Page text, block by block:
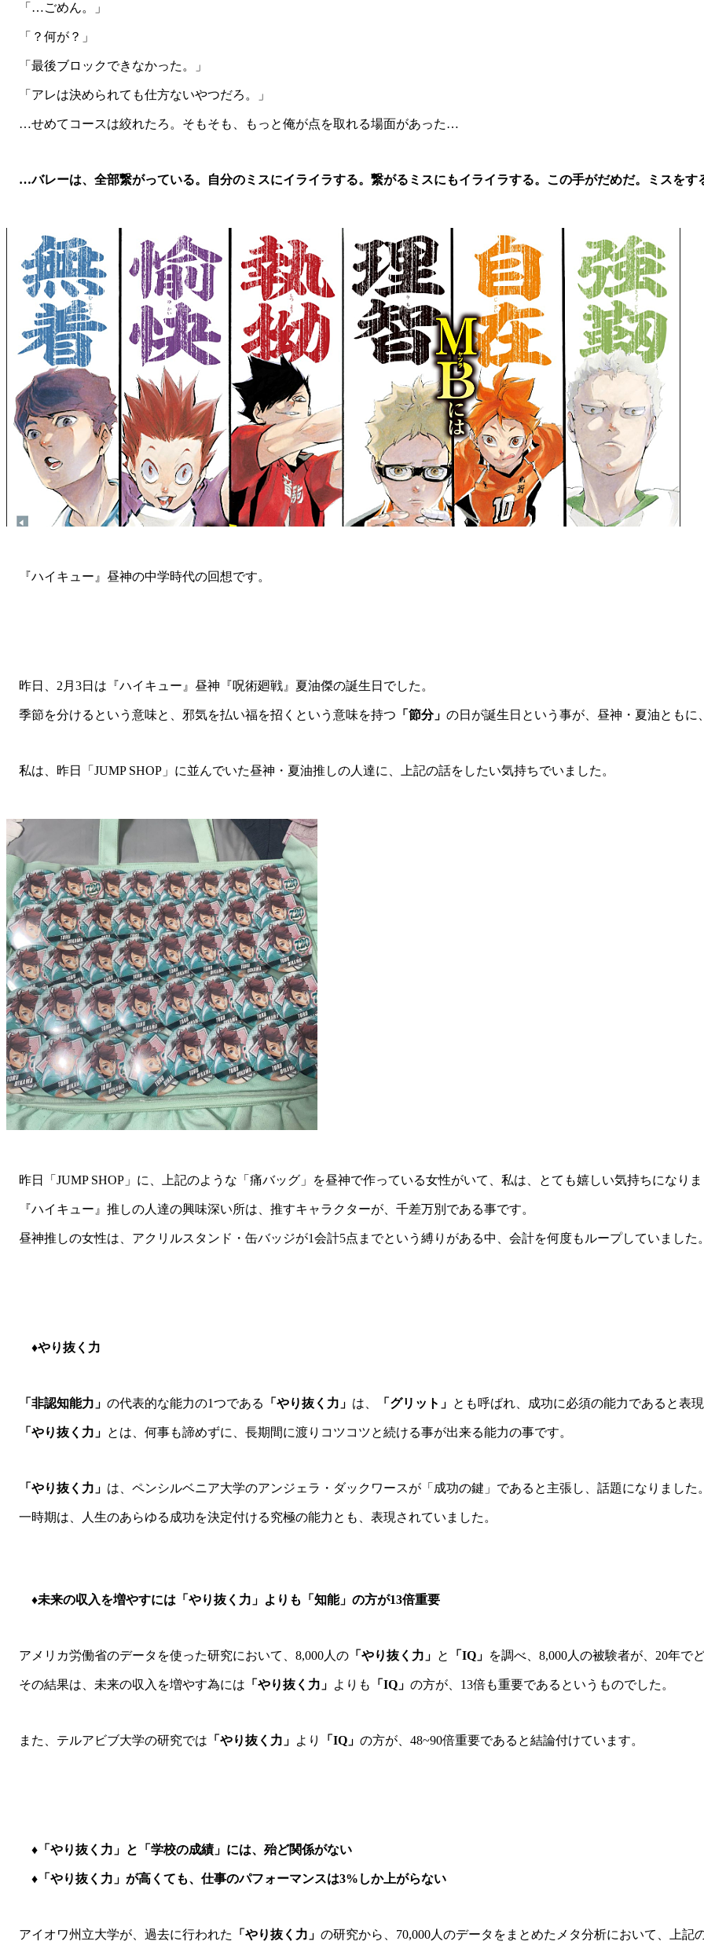
「…ごめん。」
「？何が？」
「最後ブロックできなかった。」
「アレは決められても仕方ないやつだろ。」
…せめてコースは絞れたろ。そもそも、もっと俺が点を取れる場面があった…
…バレーは、全部繋がっている。自分のミスにイライラする。繋がるミスにもイライラする。この手がだめだ。ミスを
『ハイキュー』昼神の中学時代の回想です。
昨日、2月3日は『ハイキュー』昼神『呪術廻戦』夏油傑の誕生日でした。
季節を分けるという意味と、邪気を払い福を招くという意味を持つ 「節分」 の日が誕生日という事が、昼神・夏油ともに
私は、昨日「JUMP SHOP」に並んでいた昼神・夏油推しの人達に、上記の話をしたい気持ちでいました。
昨日「JUMP SHOP」に、上記のような「痛バッグ」を昼神で作っている女性がいて、私は、とても嬉しい気持ちになりま
『ハイキュー』推しの人達の興味深い所は、推すキャラクターが、千差万別である事です。
昼神推しの女性は、アクリルスタンド・缶バッジが1会計5点までという縛りがある中、会計を何度もループしていました。
♦やり抜く力
「非認知能力」 の代表的な能力の1つである 「やり抜く力」 は、 「グリット」 とも呼ばれ、成功に必須の能力であると表
「やり抜く力」 とは、何事も諦めずに、長期間に渡りコツコツと続ける事が出来る能力の事です。
「やり抜く力」 は、ペンシルベニア大学のアンジェラ・ダックワースが「成功の鍵」であると主張し、話題になりました。
一時期は、人生のあらゆる成功を決定付ける究極の能力とも、表現されていました。
♦未来の収入を増やすには「やり抜く力」よりも「知能」の方が13倍重要
アメリカ労働省のデータを使った研究において、8,000人の 「やり抜く力」 と 「IQ」 を調べ、8,000人の被験者が、20年で
その結果は、未来の収入を増やす為には 「やり抜く力」 よりも 「IQ」 の方が、13倍も重要であるというものでした。
また、テルアビブ大学の研究では 「やり抜く力」 より 「IQ」 の方が、48~90倍重要であると結論付けています。
♦「やり抜く力」と「学校の成績」には、殆ど関係がない
♦「やり抜く力」が高くても、仕事のパフォーマンスは3%しか上がらない
アイオワ州立大学が、過去に行われた 「やり抜く力」 の研究から、70,000人のデータをまとめたメタ分析において、上記